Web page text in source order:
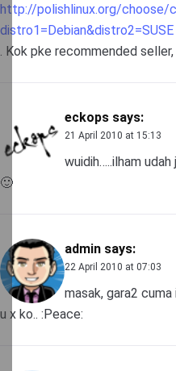
http://polishlinux.org/choose/
distro1=Debian&distro2=SUSE
. Kok pke recommended
eckops says:
21 April 2010 at 15:13
wuidih…..ilham
🙂
admin says:
22 April 2010 at 07:03
masak, gara2
u x ko.. :Peace: